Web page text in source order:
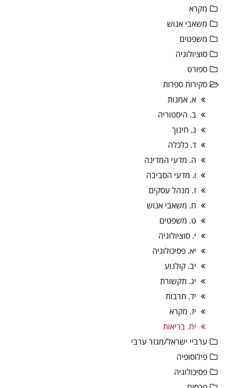
מקרא
משאבי אנוש
משפטים
סוציולוגיה
ספורט
סקירות ספרות
א. אמנות
ב. היסטוריה
ג. חינוך
ד. כלכלה
ה. מדעי המדינה
ו. מדעי הסביבה
ז. מנהל עסקים
ח. משאבי אנוש
ט. משפטים
י. סוציולוגיה
יא. פסיכולוגיה
יב. קולנוע
יג. תקשורת
יד. תרבות
יז. מקרא
יח. בריאות
ערביי ישראל/מגזר ערבי
פילוסופיה
פסיכולוגיה